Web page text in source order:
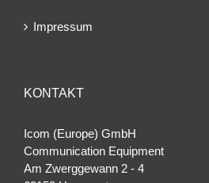
Impressum
KONTAKT
Icom (Europe) GmbH
Communication Equipment
Am Zwerggewann 2 ‐ 4